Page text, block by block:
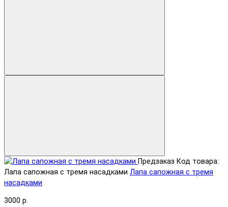
Предзаказ Код товара:
Лапа сапожная с тремя насадками Лапа сапожная с тремя
насадками
3000 р.